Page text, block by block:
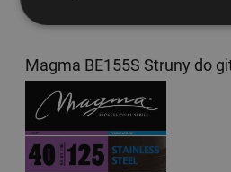
Magma BE155S Struny do